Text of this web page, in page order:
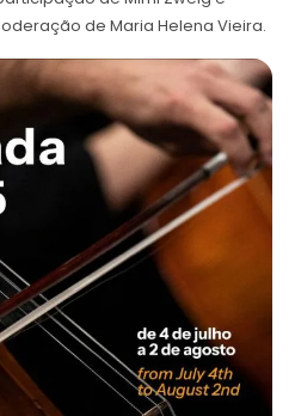
de Maria Helena Vieira.